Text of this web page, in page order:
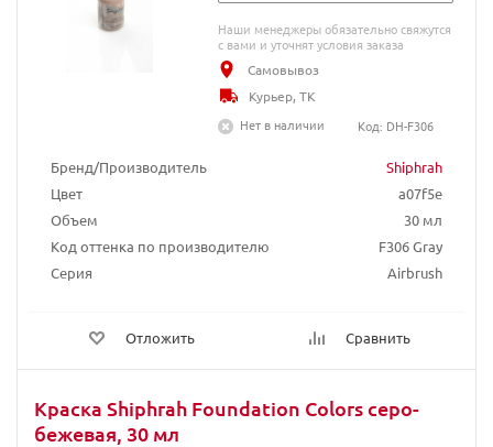
Бренд/Производитель
Shiphrah
Цвет
a07f5e
Объем
30 мл
Код оттенка по производителю
F306 Gray
Серия
Airbrush
Отложить Сравнить
Наши менеджеры обязательно свяжутся
с вами и уточнят условия заказа
Самовывоз
Курьер, ТК
Нет в наличии
Код: DH-F306
Краска Shiphrah Foundation Colors серо-
бежевая, 30 мл